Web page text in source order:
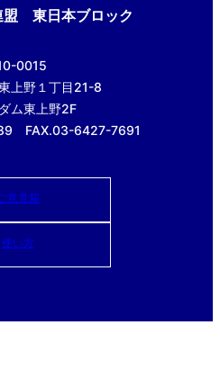
盟 東日本ブロック
0015
上野１丁目21-8
ム東上野2F
FAX.03-6427-7691
ご意見箱
使い方